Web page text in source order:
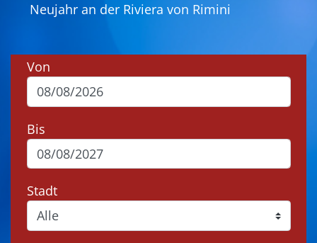
Neujahr an der Riviera von Rimini
Von
Bis
Stadt